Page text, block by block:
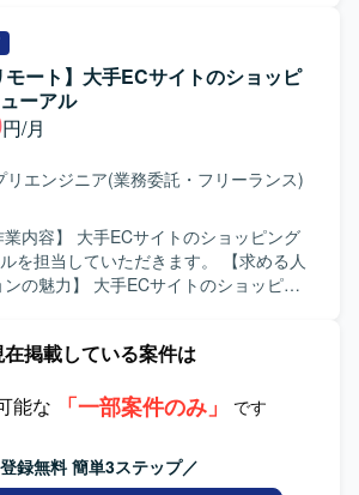
す。要件定義後半から参画し、設計・
、UAT支援を行っていただきます。
客との折衝や要件ヒアリングを通じ
携できる方を求めています。 【ポジ
名規模を想定したSalesforce Service
、要件定義から本番導入まで一貫して携
Sales
Cloudを利用します。
モート】大手ECサイトのショッピ
ーアル
円/月
リエンジニア(業務委託・フリーランス)
当していただきます。 【求める人
在掲載している案件は
能な
「一部案件のみ」 です
録無料 簡単3ステップ／